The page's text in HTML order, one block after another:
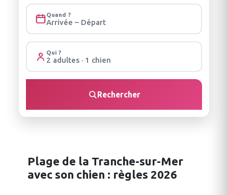
Quand ?
Arrivée – Départ
Qui ?
2 adultes · 1 chien
Rechercher
Plage de la Tranche-sur-Mer
avec son chien : règles 2026